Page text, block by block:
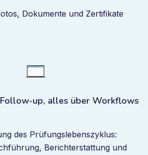
Dokumente und Zertifikate
up, alles über Workflows
des Prüfungslebenszyklus:
Berichterstattung und